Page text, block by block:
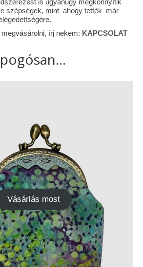
is ugyanúgy megkönnyítik
szépségek, mint ahogy tették már
írj nekem: KAPCSOLAT
Vásárlás most